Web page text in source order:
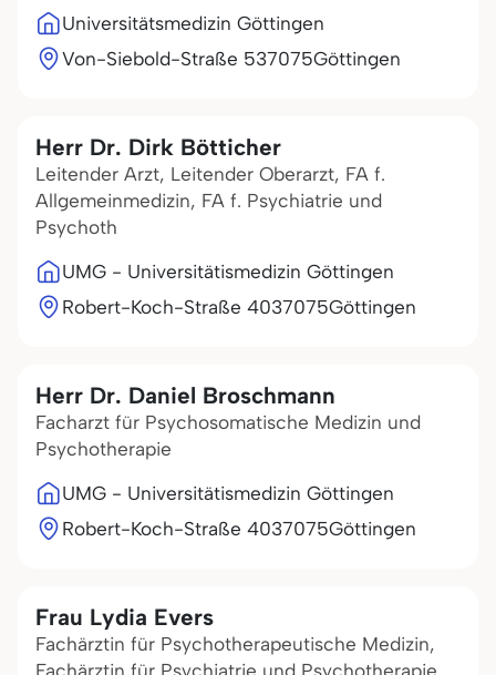
Universitätsmedizin Göttingen
Von-Siebold-Straße 537075Göttingen
Herr Dr. Dirk Bötticher
Leitender Arzt, Leitender Oberarzt, FA f.
Allgemeinmedizin, FA f. Psychiatrie und
Psychoth
UMG - Universitätismedizin Göttingen
Robert-Koch-Straße 4037075Göttingen
Herr Dr. Daniel Broschmann
Facharzt für Psychosomatische Medizin und
Psychotherapie
UMG - Universitätismedizin Göttingen
Robert-Koch-Straße 4037075Göttingen
Frau Lydia Evers
Fachärztin für Psychotherapeutische Medizin,
Fachärztin für Psychiatrie und Psychotherapie